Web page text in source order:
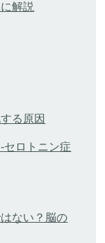
解説
る原因
セロトニン症
ない？脳の